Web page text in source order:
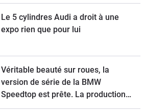
Le 5 cylindres Audi a droit à une
expo rien que pour lui
Véritable beauté sur roues, la
version de série de la BMW
Speedtop est prête. La production
de ce break de chasse sera limitée à